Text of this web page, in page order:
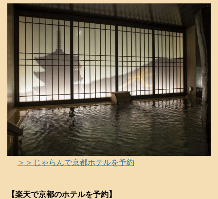
＞＞じゃらんで京都ホテルを予約
【楽天で京都のホテルを予約】